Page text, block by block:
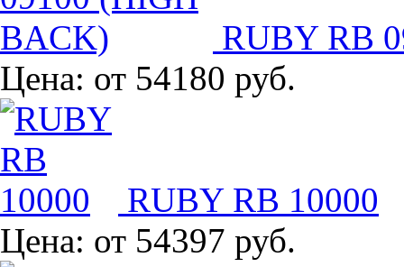
RUBY RB
Цена: от 54180 руб.
RUBY RB 10000
Цена: от 54397 руб.